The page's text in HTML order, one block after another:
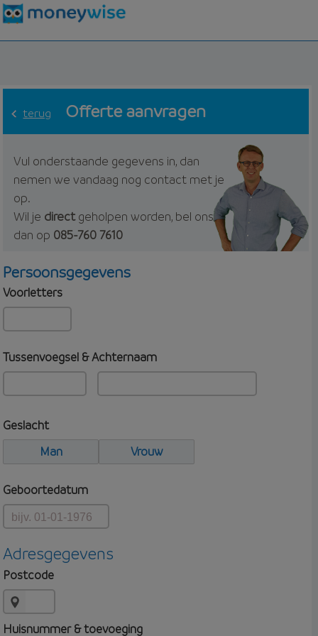
terug Offerte aanvragen
Vul onderstaande gegevens in, dan
nemen we vandaag nog contact met je
op.
Wil je directgeholpen worden, bel ons
dan op 085-760 7610
Persoonsgegevens
Voorletters
Tussenvoegsel & Achternaam
Geslacht
Man
Vrouw
Geboortedatum
Adresgegevens
Postcode
Huisnummer & toevoeging